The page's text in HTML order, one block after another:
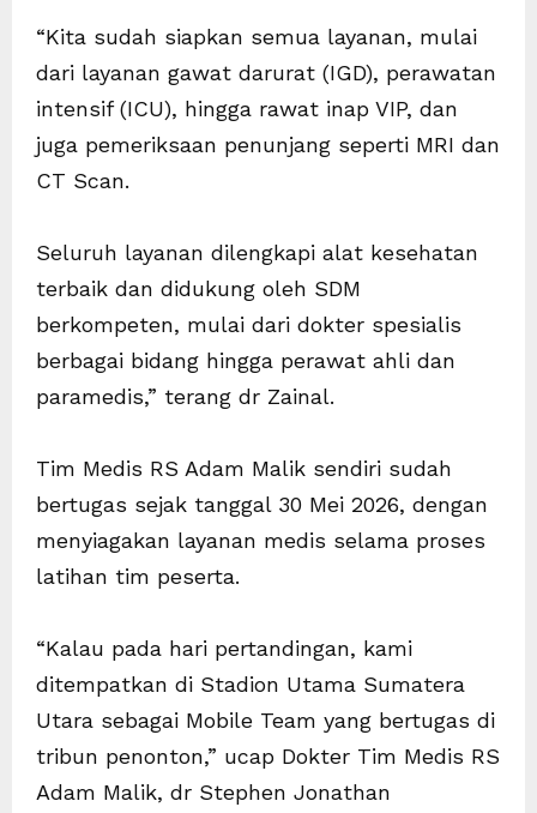
“Kita sudah siapkan semua layanan, mulai
dari layanan gawat darurat (IGD), perawatan
intensif (ICU), hingga rawat inap VIP, dan
juga pemeriksaan penunjang seperti MRI dan
CT Scan.
Seluruh layanan dilengkapi alat kesehatan
terbaik dan didukung oleh SDM
berkompeten, mulai dari dokter spesialis
berbagai bidang hingga perawat ahli dan
paramedis,” terang dr Zainal.
Tim Medis RS Adam Malik sendiri sudah
bertugas sejak tanggal 30 Mei 2026, dengan
menyiagakan layanan medis selama proses
latihan tim peserta.
“Kalau pada hari pertandingan, kami
ditempatkan di Stadion Utama Sumatera
Utara sebagai Mobile Team yang bertugas di
tribun penonton,” ucap Dokter Tim Medis RS
Adam Malik, dr Stephen Jonathan